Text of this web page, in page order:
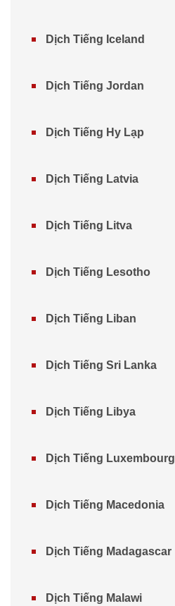
Dịch Tiếng Iceland
Dịch Tiếng Jordan
Dịch Tiếng Hy Lạp
Dịch Tiếng Latvia
Dịch Tiếng Litva
Dịch Tiếng Lesotho
Dịch Tiếng Liban
Dịch Tiếng Sri Lanka
Dịch Tiếng Libya
Dịch Tiếng Luxembourg
Dịch Tiếng Macedonia
Dịch Tiếng Madagascar
Dịch Tiếng Malawi